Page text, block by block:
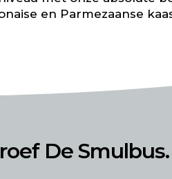
en Parmezaanse
De Smulbus.